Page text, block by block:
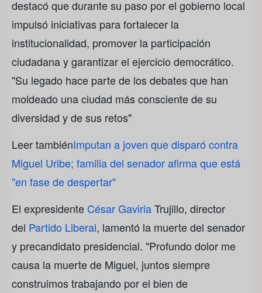
destacó que durante su paso por el gobierno local
impulsó iniciativas para fortalecer la
institucionalidad, promover la participación
ciudadana y garantizar el ejercicio democrático.
"Su legado hace parte de los debates que han
moldeado una ciudad más consciente de su
diversidad y de sus retos"
Leer tambiénImputan a joven que disparó contra
Miguel Uribe; familia del senador afirma que está
"en fase de despertar"
El expresidente César GaviriaTrujillo, director
del Partido Liberal, lamentó la muerte del senador
y precandidato presidencial. "Profundo dolor me
causa la muerte de Miguel, juntos siempre
construimos trabajando por el bien de